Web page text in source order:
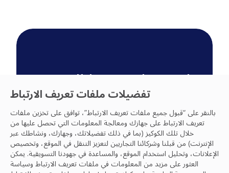
تفضيلات ملفات تعريف الارتباط
بالنقر على “قبول جميع ملفات تعريف الارتباط”، توافق على تخزين ملفات
تعريف الارتباط على جهازك ومعالجة المعلومات التي تحصل عليها من
خلال تلك الكوكيز (بما في ذلك تفضيلاتك، وجهازك، ونشاطك عبر
الإنترنت) من قبلنا وشركائنا التجاريين لتعزيز التنقل في الموقع، وتخصيص
الإعلانات، وتحليل استخدام الموقع، والمساعدة في جهودنا التسويقية. يمكن
العثور على مزيد من المعلومات في ملفات تعريف الارتباط وسياسة
انضم إلى فرقنا التقنية
العالمية
قم بزيارة صفحة المواقع العالمية الخاصة
بنا لمنطقتك وابحث عن الوظائف اليوم.
ابحث في مواقعنا العالمية